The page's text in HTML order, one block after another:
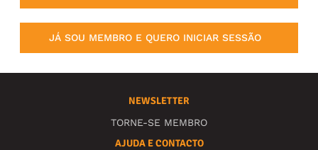
JÁ SOU MEMBRO E QUERO INICIAR SESSÃO
NEWSLETTER
TORNE-SE MEMBRO
AJUDA E CONTACTO